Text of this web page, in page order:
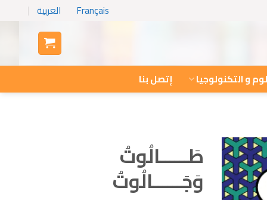
Français العربية
و التكنولوجيا إتصل بنا
طَــــــالُوتُ
وَجَــــــالُوتُ